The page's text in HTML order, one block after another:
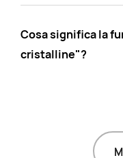
Cosa significa la
cristalline"?